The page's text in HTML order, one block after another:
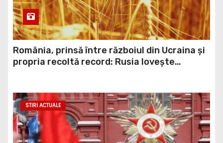
România, prinsă între războiul din Ucraina și
propria recoltă record: Rusia lovește
exportul cerealelor
STIRI ACTUALE